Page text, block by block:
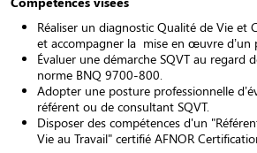
Réaliser un diagnostic Qualité de Vie et
et accompagner la mise en œuvre d’un
Évaluer une démarche SQVT au regard
norme BNQ 9700-800.
Adopter une posture professionnelle
référent ou de consultant SQVT.
Disposer des compétences d'un
Vie au Travail" certifié AFNOR